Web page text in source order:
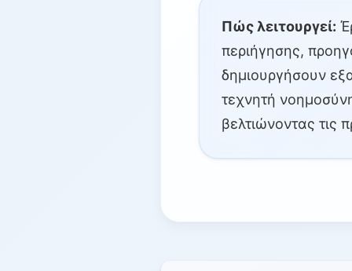
Πώς λειτουργεί:
περιήγησης,
δημιουργήσουν
τεχνητή
βελτιώνοντας τις